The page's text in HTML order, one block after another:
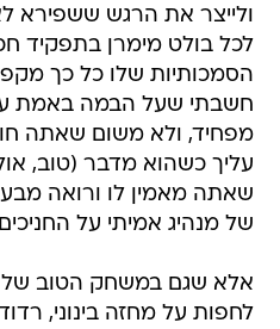
ולייצר את הרגש ששפירא
לכל בולט מימרן בתפקיד
הסמכותיות שלו כל כך
חשבתי שעל הבמה באמת
מפחיד, ולא משום שאתה
עליך כשהוא מדבר (טוב,
שאתה מאמין לו ורואה
של מנהיג אמיתי על
אלא שגם במשחק הטוב של